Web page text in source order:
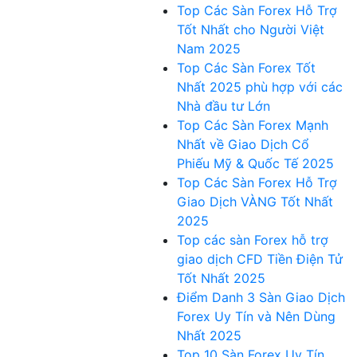
Top Các Sàn Forex Hỗ Trợ
Tốt Nhất cho Người Việt
Nam 2025
Top Các Sàn Forex Tốt
Nhất 2025 phù hợp với các
Nhà đầu tư Lớn
Top Các Sàn Forex Mạnh
Nhất về Giao Dịch Cổ
Phiếu Mỹ & Quốc Tế 2025
Top Các Sàn Forex Hỗ Trợ
Giao Dịch VÀNG Tốt Nhất
2025
Top các sàn Forex hỗ trợ
giao dịch CFD Tiền Điện Tử
Tốt Nhất 2025
Điểm Danh 3 Sàn Giao Dịch
Forex Uy Tín và Nên Dùng
Nhất 2025